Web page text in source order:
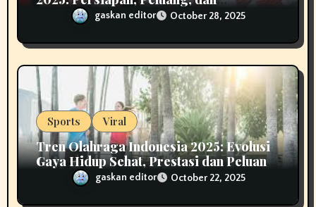
Tantangan Menuju Emas
gaskan editor October 28, 2025
Sports Viral
Tren Olahraga Indonesia 2025: Evolusi
Gaya Hidup Sehat, Prestasi dan Peluang
Industri Fitness
gaskan editor October 22, 2025